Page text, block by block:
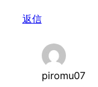
返信
piromu07